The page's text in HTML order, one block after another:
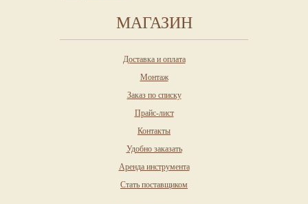
МАГАЗИН
Доставка и оплата
Монтаж
Заказ по списку
Прайс-лист
Контакты
Удобно заказать
Аренда инструмента
Стать поставщиком